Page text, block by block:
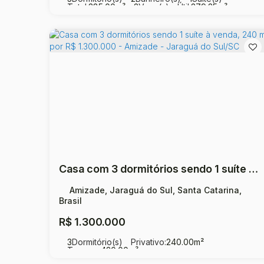
Total: 385 .00 m² 2Vaga(s) Útil: 279 .25 m²
Casa com 3 dormitórios sendo 1 suíte à venda, 240 m² por R$ 1.300.000 - Amizade - Jaraguá do Sul/SC
R$ 1.300.000
Amizade, Jaraguá do Sul, Santa Catarina,
Brasil
3Dormitório(s) Privativo:240.00m²
Terreno:
420 .00 m²